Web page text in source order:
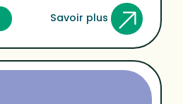
Savoir plus